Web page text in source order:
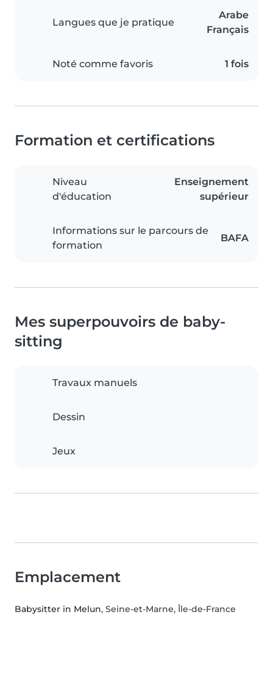
Langues que je pratique
Arabe
Français
Noté comme favoris 1 fois
Formation et certifications
Niveau
d'éducation
Enseignement
supérieur
Informations sur le parcours de
formation
BAFA
Mes superpouvoirs de baby-
sitting
Travaux manuels
Dessin
Jeux
Emplacement
Babysitter in Melun, Seine-et-Marne, Île-de-France